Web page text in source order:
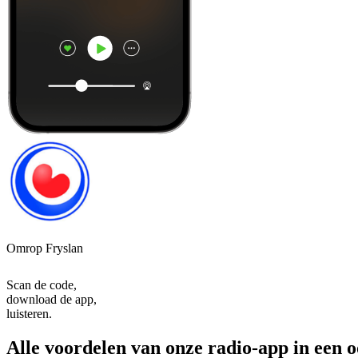
Omrop Fryslan
Scan de code,
download de app,
luisteren.
Alle voordelen van onze radio-app in een